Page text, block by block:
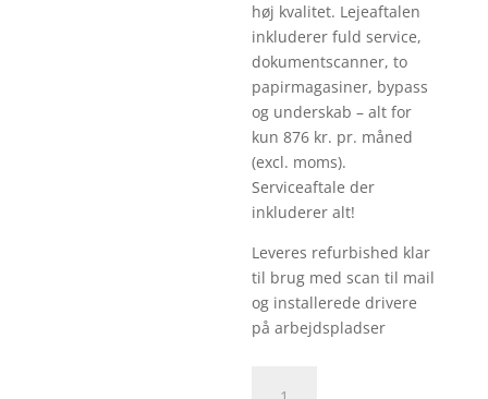
høj kvalitet. Lejeaftalen
inkluderer fuld service,
dokument­scanner, to
papirmagasiner, bypass
og underskab – alt for
kun 876 kr. pr. måned
(excl. moms).
Serviceaftale der
inkluderer alt!
Leveres refurbished klar
til brug med scan til mail
og installerede drivere
på arbejdspladser